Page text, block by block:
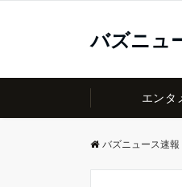
バズニュ
エンタ
バズニュース速報